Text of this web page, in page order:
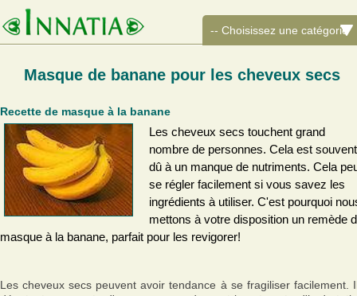
Masque de banane pour les cheveux secs
Recette de masque à la banane
Les cheveux secs touchent grand
nombre de personnes. Cela est souvent
dû à un manque de nutriments. Cela
se régler facilement si vous savez les
ingrédients à utiliser. C'est pourquoi
mettons à votre disposition un remède
masque à la banane, parfait pour les revigorer!
Les cheveux secs peuvent avoir tendance à se fragiliser facilement.